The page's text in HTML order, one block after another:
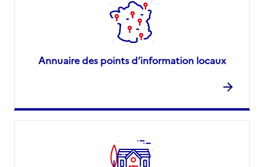
Annuaire des points d’information locaux